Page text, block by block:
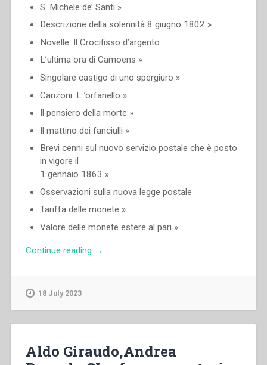
S. Michele de’ Santi »
Descrizione della solennità 8 giugno 1802 »
Novelle. Il Crocifisso d’argento
L’ultima ora di Camoens »
Singolare castigo di uno spergiuro »
Canzoni. L ’orfanello »
Il pensiero della morte »
Il mattino dei fanciulli »
Brevi cenni sul nuovo servizio postale che è posto
in vigore il
1 gennaio 1863 »
Osservazioni sulla nuova legge postale
Tariffa delle monete »
Valore delle monete estere al pari »
Continue reading “Giovanni
novelle.
→
18 July 2023
Aldo Giraudo,Andrea